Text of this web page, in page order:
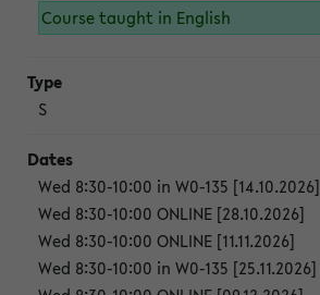
Course taught in English
S
Wed 8:30-10:00 in W0-135 [14.10.2026]
Wed 8:30-10:00 ONLINE [28.10.2026]
Wed 8:30-10:00 ONLINE [11.11.2026]
Wed 8:30-10:00 in W0-135 [25.11.2026]